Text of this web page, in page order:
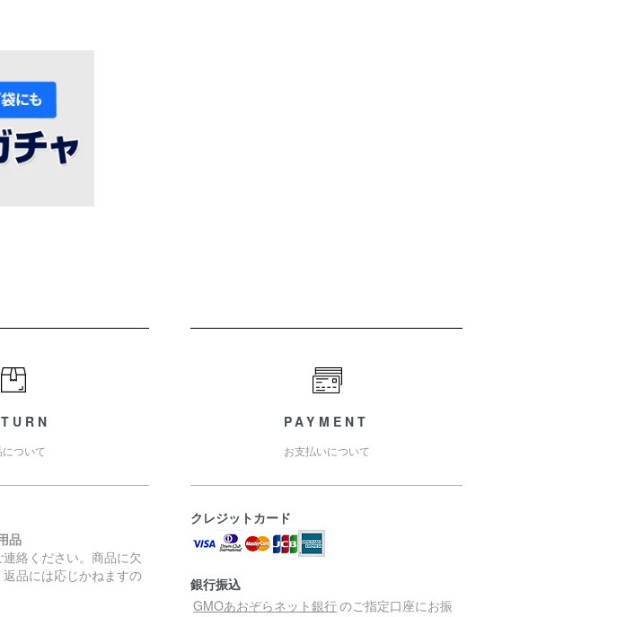
ついて
品
絡ください。商品に欠
品には応じかねますの
PAYMENT
お支払いについて
クレジットカード
銀行振込
GMOあおぞらネット銀行のご指定口座にお振